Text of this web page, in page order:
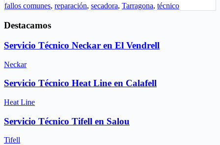
fallos comunes, reparación, secadora, Tarragona, técnico
Destacamos
Servicio Técnico Neckar en El Vendrell
Neckar
Servicio Técnico Heat Line en Calafell
Heat Line
Servicio Técnico Tifell en Salou
Tifell